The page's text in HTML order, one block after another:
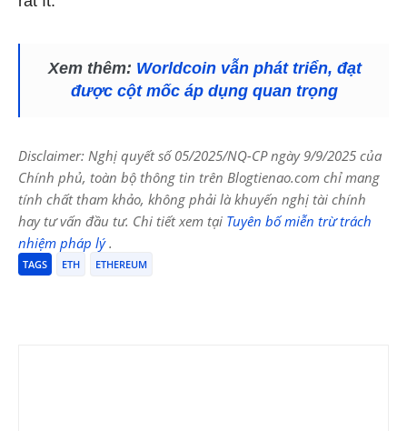
Xem thêm: Worldcoin vẫn phát triển, đạt
được cột mốc áp dụng quan trọng
Disclaimer: Nghị quyết số 05/2025/NQ-CP ngày 9/9/2025 của
Chính phủ, toàn bộ thông tin trên Blogtienao.com chỉ mang
tính chất tham khảo, không phải là khuyến nghị tài chính
hay tư vấn đầu tư. Chi tiết xem tại Tuyên bố miễn trừ trách
nhiệm pháp lý.
TAGS ETH ETHEREUM